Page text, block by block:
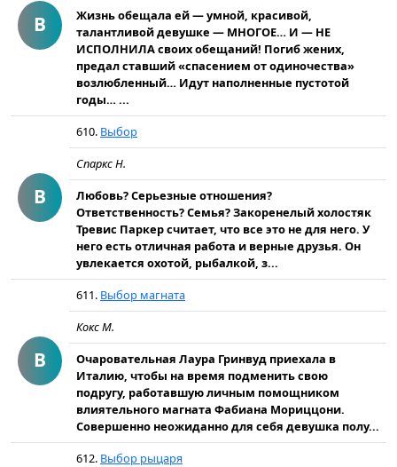
В
Жизнь обещала ей — умной, красивой,
талантливой девушке — МНОГОЕ… И — НЕ
ИСПОЛНИЛА своих обещаний! Погиб жених,
предал ставший «спасением от одиночества»
возлюбленный… Идут наполненные пустотой
годы… ...
В
610. Выбор
Спаркс Н.
Любовь? Серьезные отношения?
Ответственность? Семья? Закоренелый холостяк
Тревис Паркер считает, что все это не для него. У
него есть отличная работа и верные друзья. Он
увлекается охотой, рыбалкой, з...
В
611. Выбор магната
Кокс М.
Очаровательная Лаура Гринвуд приехала в
Италию, чтобы на время подменить свою
подругу, работавшую личным помощником
влиятельного магната Фабиана Мориццони.
Совершенно неожи­данно для себя девушка полу...
612. Выбор рыцаря